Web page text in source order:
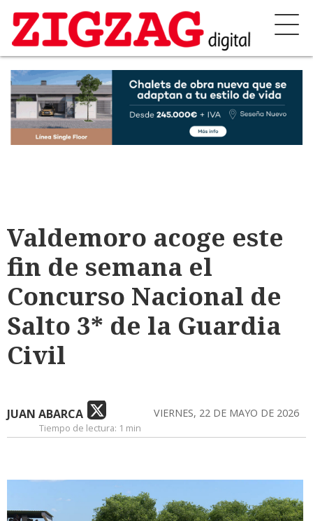
Valdemoro acoge este
fin de semana el
Concurso Nacional de
Salto 3* de la Guardia
Civil
JUAN ABARCA VIERNES, 22 DE MAYO DE 2026
Tiempo de lectura: 1 min